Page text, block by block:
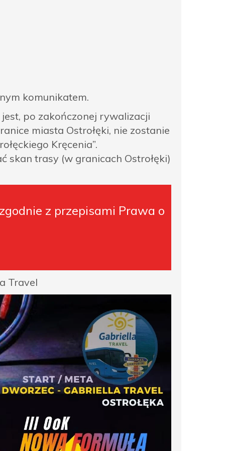
komunikatem.
po zakończonej rywalizacji
miasta Ostrołęki, nie zostanie
Kręcenia”.
skan trasy (w granicach Ostrołęki)
z przepisami Prawa o
Travel